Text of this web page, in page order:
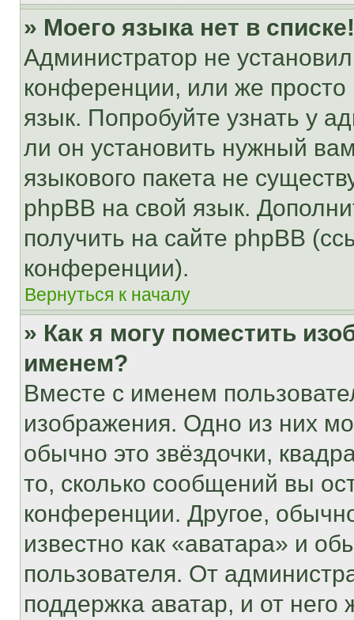
» Моего языка нет в списке!
Администратор не
конференции, или же
язык. Попробуйте узнать у
ли он установить нужный
языкового пакета не
phpBB на свой язык.
получить на сайте phpBB
конференции).
Вернуться к началу
» Как я могу поместить
именем?
Вместе с именем
изображения. Одно из них
обычно это звёздочки,
то, сколько сообщений вы
конференции. Другое,
известно как «аватара» и
пользователя. От
поддержка аватар, и от него